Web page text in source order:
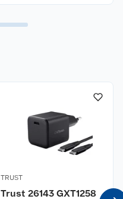
TRUST
Trust 26143 GXT1258